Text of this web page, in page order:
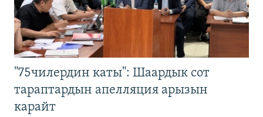
"75чилердин каты": Шаардык сот
тараптардын апелляция арызын
карайт